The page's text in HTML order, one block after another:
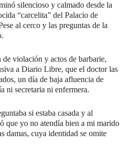
silencioso y calmado desde la
“carcelita” del Palacio de
al cerco y las preguntas de la
de violación y actos de barbarie,
a Diario Libre, que el doctor las
un día de baja afluencia de
ni secretaria ni enfermera.
si estaba casada y al
que yo no atendía bien a mi marido
damas, cuya identidad se omite